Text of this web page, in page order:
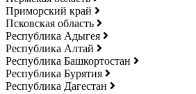
Приморский край
Псковская область
Республика Адыгея
Республика Алтай
Республика Башкортостан
Республика Бурятия
Республика Дагестан